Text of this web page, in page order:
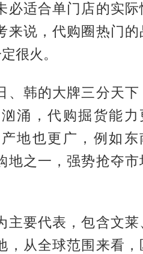
必适合单门店的实际
来说，代购圈热门的
很火。
韩的大牌三分天下
涌，代购掘货能力
地也更广，例如东
地之一，强势抢夺市
要代表，包含文莱
，从全球范围来看，